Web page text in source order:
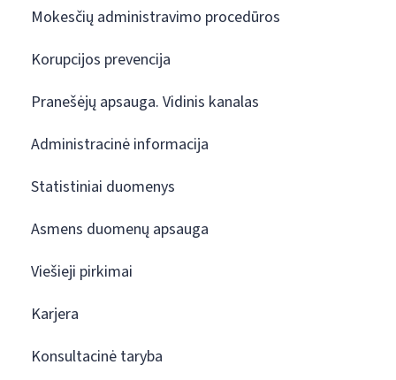
Mokesčių administravimo procedūros
Korupcijos prevencija
Pranešėjų apsauga. Vidinis kanalas
Administracinė informacija
Statistiniai duomenys
Asmens duomenų apsauga
Viešieji pirkimai
Karjera
Konsultacinė taryba